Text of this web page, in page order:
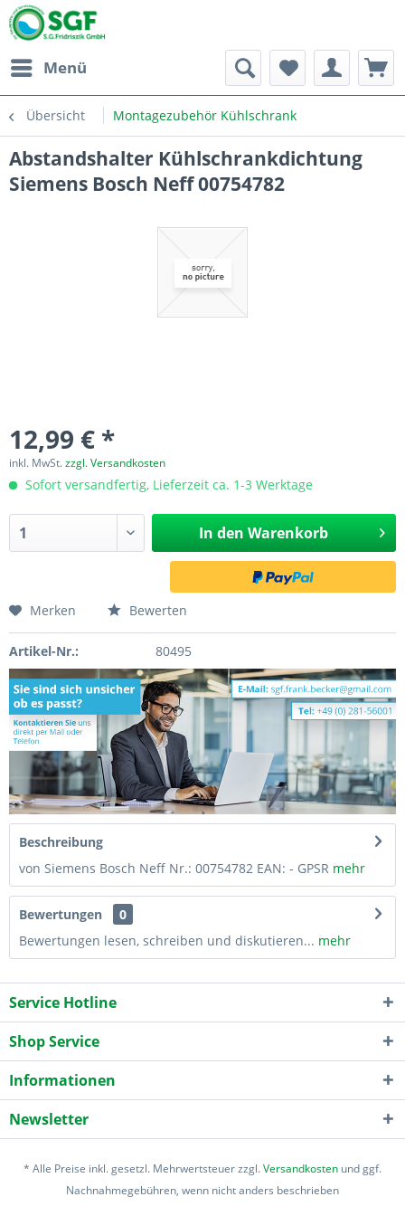
Menü
Übersicht Montagezubehör Kühlschrank
Abstandshalter Kühlschrankdichtung
Siemens Bosch Neff 00754782
12,99 € *
inkl. MwSt.zzgl. Versandkosten
Sofort versandfertig, Lieferzeit ca. 1-3 Werktage
In den Warenkorb
Merken Bewerten
Artikel-Nr.: 80495
Beschreibung
von Siemens Bosch Neff Nr.: 00754782 EAN: - GPSR mehr
Bewertungen
0
Bewertungen lesen, schreiben und diskutieren... mehr
Service Hotline
Shop Service
Informationen
Newsletter
* Alle Preise inkl. gesetzl. Mehrwertsteuer zzgl.Versandkosten und ggf.
Nachnahmegebühren, wenn nicht anders beschrieben